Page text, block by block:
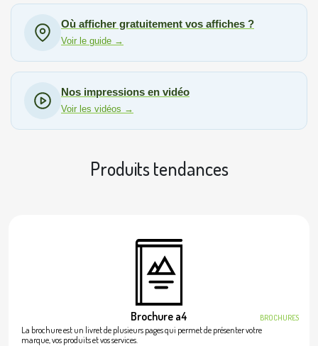
Où afficher gratuitement vos affiches ?
Voir le guide →
Nos impressions en vidéo
Voir les vidéos →
Produits tendances
BROCHURES
Brochure a4
La brochure est un livret de plusieurs pages qui permet de présenter votre
marque, vos produits et vos services.